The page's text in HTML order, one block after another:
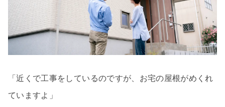
「近くで工事をしているのですが、お宅の屋根がめくれ
ていますよ」